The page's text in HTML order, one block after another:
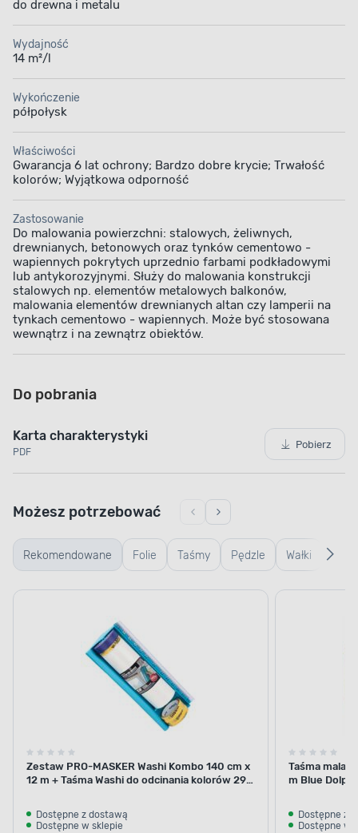
do drewna i metalu
Wydajność
14 m²/l
Wykończenie
półpołysk
Właściwości
Gwarancja 6 lat ochrony; Bardzo dobre krycie; Trwałość
kolorów; Wyjątkowa odporność
Zastosowanie
Do malowania powierzchni: stalowych, żeliwnych,
drewnianych, betonowych oraz tynków cementowo -
wapiennych pokrytych uprzednio farbami podkładowymi
lub antykorozyjnymi. Służy do malowania konstrukcji
stalowych np. elementów metalowych balkonów,
malowania elementów drewnianych altan czy lamperii na
tynkach cementowo - wapiennych. Może być stosowana
wewnątrz i na zewnątrz obiektów.
Do pobrania
Karta charakterystyki
PDF
Pobierz
Rekomendowane Folie Taśmy Pędzle Wałki
Możesz potrzebować
Zestaw PRO-MASKER Washi Kombo 140 cm x
12 m + Taśma Washi do odcinania kolorów 29
Dostępne z dostawą
Dostępne w sklepie
Taśma
m Blue
Dostępne z
Dostępne w